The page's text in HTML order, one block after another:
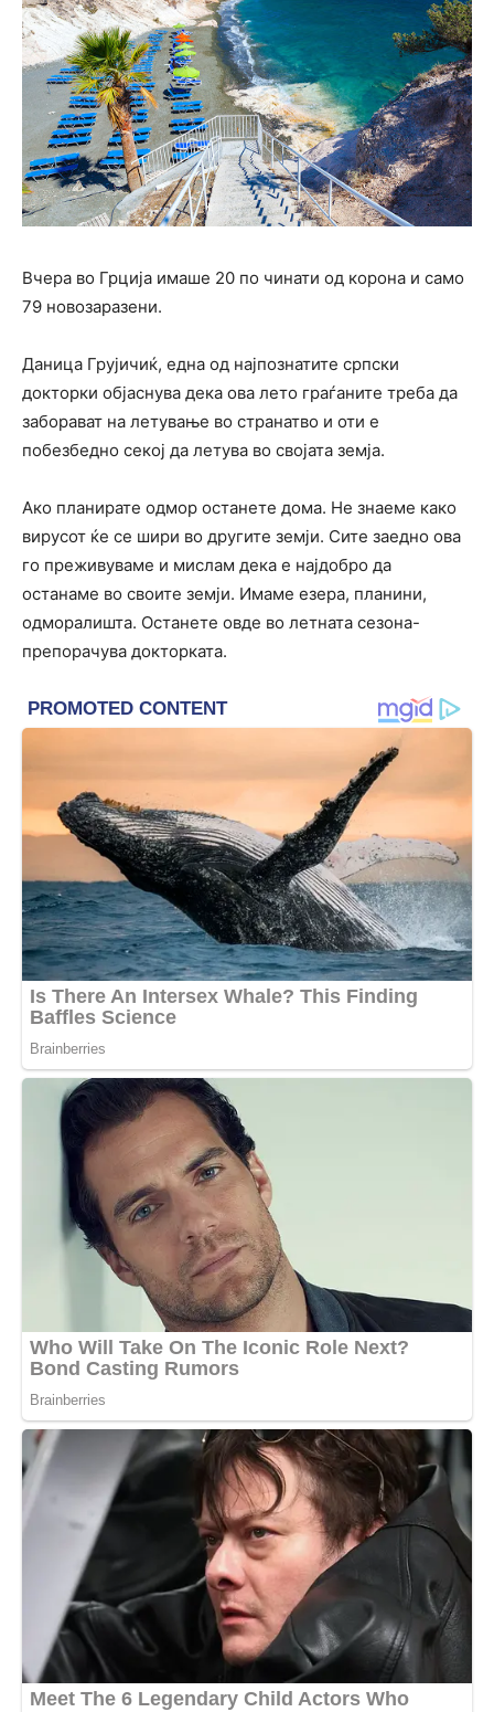
Вчера во Грција имаше 20 по чинати од корона и само
79 новозаразени.
Даница Грујичиќ, една од најпознатите српски
докторки објаснува дека ова лето граѓаните треба да
заборават на летување во странатво и оти е
побезбедно секој да летува во својата земја.
Ако планирате одмор останете дома. Не знаеме како
вирусот ќе се шири во другите земји. Сите заедно ова
го преживуваме и мислам дека е најдобро да
останаме во своите земји. Имаме езера, планини,
одморалишта. Останете овде во летната сезона-
препорачува докторката.